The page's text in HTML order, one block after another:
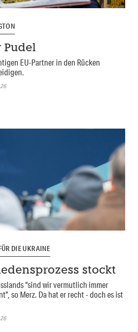
Pudel
EU-Partner in den Rücken
DIE UKRAINE
stockt
“sind wir vermutlich immer
so Merz. Da hat er recht - doch es ist